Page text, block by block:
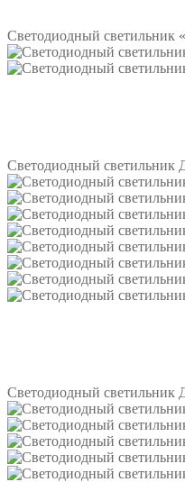
Светодиодный светильник
Светодиодный светильник
Светодиодный светильник